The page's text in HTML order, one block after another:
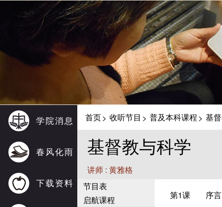
学院消息
春风化雨
下载资料
首页> 收听节目 > 普及本科课程> 基
基督教与科学
讲师 : 黄雅格
节目表
启航课程
第1课
序